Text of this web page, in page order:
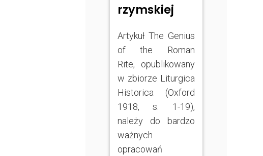
rzymskiej
Artykuł The Genius
of the Roman
Rite, opublikowany
w zbiorze Liturgica
Historica (Oxford
1918, s. 1-19),
należy do bardzo
ważnych
opracowań